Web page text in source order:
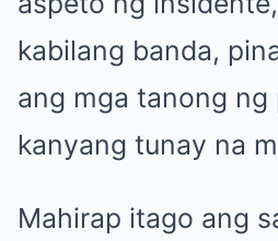
kabilang banda,
ang mga tanong ng
kanyang tunay na
Mahirap itago ang